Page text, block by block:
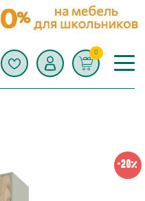
0
-20%